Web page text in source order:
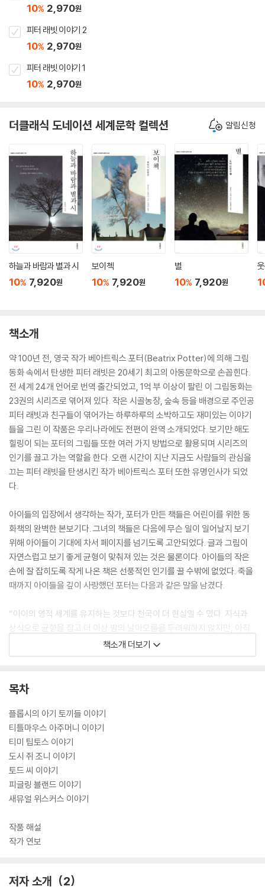
10% 2,970원
피터 래빗 이야기 2
10% 2,970원
피터 래빗 이야기 1
10% 2,970원
더클래식 도네이션 세계문학 컬렉션 알림신청
하늘과 바람과 별과 시
10% 7,920원
보이첵
10% 7,920원
별
10% 7,920원
책소개
약 100년 전, 영국 작가 베아트릭스 포터(Beatrix Potter)에 의해 그림
동화 속에서 탄생한 피터 래빗은 20세기 최고의 아동문학으로 손꼽힌다.
전 세계 24개 언어로 번역 출간되었고, 1억 부 이상이 팔린 이 그림동화는
23권의 시리즈로 엮어져 있다. 작은 시골농장, 숲속 등을 배경으로 주인공
피터 래빗과 친구들이 엮어가는 하루하루의 소박하고도 재미있는 이야기
들을 그린 이 작품은 우리나라에도 전편이 완역 소개되었다. 보기만 해도
힐링이 되는 포터의 그림들 또한 여러 가지 방법으로 활용되며 시리즈의
인기를 끌고 가는 역할을 한다. 오랜 시간이 지난 지금도 사람들의 관심을
끄는 피터 래빗을 탄생시킨 작가 베아트릭스 포터 또한 유명인사가 되었
다.
아이들의 입장에서 생각하는 작가, 포터가 만든 책들은 어린이를 위한 동
화책의 완벽한 본보기다. 그녀의 책들은 다음에 무슨 일이 일어날지 보기
위해 아이들이 기대에 차서 페이지를 넘기도록 고안되었다. 글과 그림이
자연스럽고 보기 좋게 균형이 맞춰져 있는 것은 물론이다. 아이들의 작은
손에 잘 잡히도록 작게 나온 책은 선풍적인 인기를 끌 수밖에 없었다. 죽을
때까지 아이들을 깊이 사랑했던 포터는 다음과 같은 말을 남겼다.
“아이의 영적 세계를 유지하는 것보다 천국이 더 현실일 수 있다. 지식과
상식으로 균형을 잡고 더 이상 밤의 날아오름을 두려워하지 않지만, 아직
까지도 우린 삶의 이야기를 아주 조금밖에 이해하지 못한다.”
4천 에이커의 땅을 자연보호 민간단체인 내셔널 트러스트에 남겼다. 그녀
고, 현재까지도 매년 7만 5천 명의 관광객들이 다녀가고 있다.
자연을 사랑하고 보호했던 그녀가 어린이들을 위해 남긴 ‘피터 래빗 이야
기’ 시리즈들은 주인공인 동물들이 각양각색의 인간 군상을 반영한다. 늑
대에게 알을 뺏길 뻔한 바보 오리, 다람쥐들이 바치는 뇌물을 받아 챙기는
부엉이, 그런 부엉이를 놀려대는 다람쥐, 자신의 이득이 없어지자 가난한
주인을 속여서 복수하는 고양이 등등 귀엽거나 혹은 나쁘거나 하는 동물들
어쩌면 이와 같은 이야기는 현실의 모습을 이야기 형식으로 보여주는 길라
이러니하게도 다양한 동물 이야기를 통해 조금 더 현실을 가깝게 느끼게
책소개 더보기
목차
플롭시의 아기 토끼들 이야기
티틀마우스 아주머니 이야기
티미 팁토스 이야기
도시 쥐 조니 이야기
토드 씨 이야기
피글링 블랜드 이야기
새뮤얼 위스커스 이야기
작품 해설
작가 연보
저자 소개 2